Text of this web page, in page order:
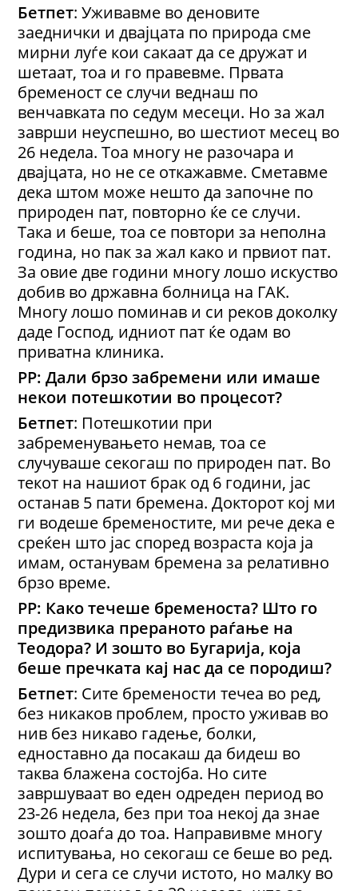
Бетпет: Уживавме во деновите
заеднички и двајцата по природа сме
мирни луѓе кои сакаат да се дружат и
шетаат, тоа и го правевме. Првата
бременост се случи веднаш по
венчавката по седум месеци. Но за жал
заврши неуспешно, во шестиот месец во
26 недела. Тоа многу не разочара и
двајцата, но не се откажавме. Сметавме
дека штом може нешто да започне по
природен пат, повторно ќе се случи.
Така и беше, тоа се повтори за неполна
година, но пак за жал како и првиот пат.
За овие две години многу лошо искуство
добив во државна болница на ГАК.
Многу лошо поминав и си реков доколку
даде Господ, идниот пат ќе одам во
приватна клиника.
РР: Дали брзо забремени или имаше
некои потешкотии во процесот?
Бетпет: Потешкотии при
забременувањето немав, тоа се
случуваше секогаш по природен пат. Во
текот на нашиот брак од 6 години, јас
останав 5 пати бремена. Докторот кој ми
ги водеше бременостите, ми рече дека е
среќен што јас според возраста која ја
имам, останувам бремена за релативно
брзо време.
РР: Како течеше бременоста? Што го
предизвика прераното раѓање на
Теодора? И зошто во Бугарија, која
беше пречката кај нас да се породиш?
Бетпет: Сите бремености течеа во ред,
без никаков проблем, просто уживав во
нив без никаво гадење, болки,
едноставно да посакаш да бидеш во
таква блажена состојба. Но сите
завршуваат во еден одреден период во
23-26 недела, без при тоа некој да знае
зошто доаѓа до тоа. Направивме многу
испитувања, но секогаш се беше во ред.
Дури и сега се случи истото, но малку во